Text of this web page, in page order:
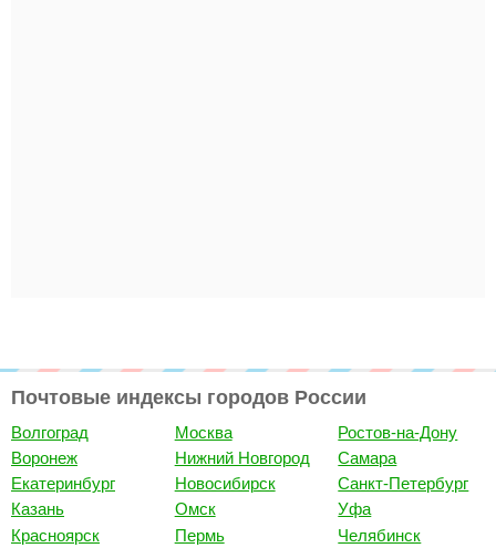
Почтовые индексы городов России
Волгоград
Воронеж
Екатеринбург
Казань
Красноярск
Москва
Нижний Новгород
Новосибирск
Омск
Пермь
Ростов-на-Дону
Самара
Санкт-Петербург
Уфа
Челябинск